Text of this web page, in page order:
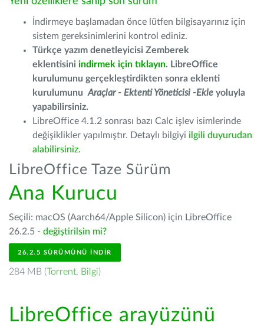
İndirmeye başlamadan önce lütfen bilgisayarınız için
sistem gereksinimlerini kontrol ediniz.
Türkçe yazım denetleyicisi Zemberek
eklentisini indirmek için tıklayın. LibreOffice
kurulumunu gerçekleştirdikten sonra eklenti
kurulumunu Araçlar - Ektenti Yöneticisi -Ekle yoluyla
yapabilirsiniz.
LibreOffice 4.1.2 sonrası bazı Calc işlev isimlerinde
değişiklikler yapılmıştır. Detaylı bilgiyi ilgili duyurudan
alabilirsiniz.
LibreOffice Taze Sürüm
Ana Kurucu
Seçili: macOS (Aarch64/Apple Silicon) için LibreOffice
26.2.5 - değiştirilsin mi?
26.2.5 SÜRÜMÜNÜ İNDIR
284 MB (Torrent, Bilgi)
LibreOffice arayüzünü